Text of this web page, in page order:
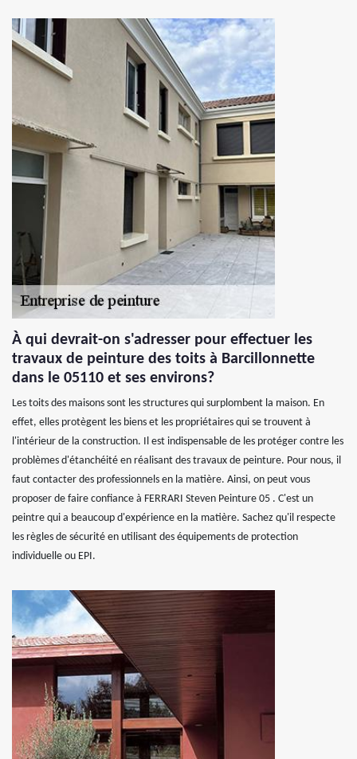
À qui devrait-on s'adresser pour effectuer les
travaux de peinture des toits à Barcillonnette
dans le 05110 et ses environs?
Les toits des maisons sont les structures qui surplombent la maison. En
effet, elles protègent les biens et les propriétaires qui se trouvent à
l'intérieur de la construction. Il est indispensable de les protéger contre les
problèmes d'étanchéité en réalisant des travaux de peinture. Pour nous, il
faut contacter des professionnels en la matière. Ainsi, on peut vous
proposer de faire confiance à FERRARI Steven Peinture 05 . C'est un
peintre qui a beaucoup d'expérience en la matière. Sachez qu'il respecte
les règles de sécurité en utilisant des équipements de protection
individuelle ou EPI.